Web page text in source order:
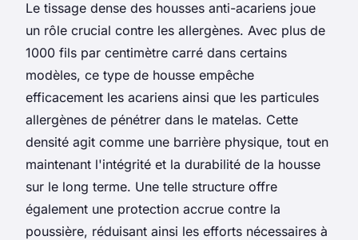
Le tissage dense des housses anti-acariens joue
un rôle crucial contre les allergènes. Avec plus de
1000 fils par centimètre carré dans certains
modèles, ce type de housse empêche
efficacement les acariens ainsi que les particules
allergènes de pénétrer dans le matelas. Cette
densité agit comme une barrière physique, tout en
maintenant l'intégrité et la durabilité de la housse
sur le long terme. Une telle structure offre
également une protection accrue contre la
poussière, réduisant ainsi les efforts nécessaires à